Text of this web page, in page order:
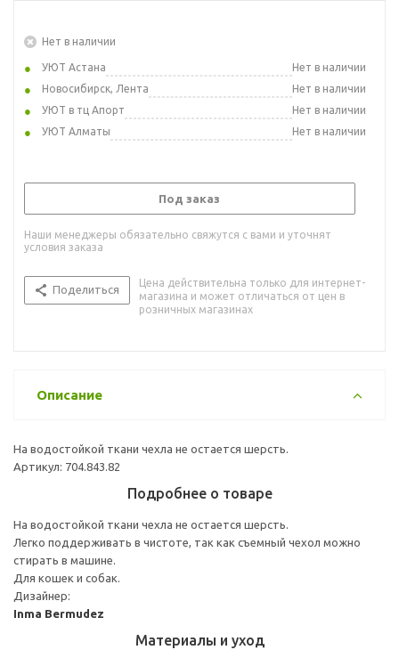
Нет в наличии
УЮТ Астана
Нет в наличии
Новосибирск, Лента
Нет в наличии
УЮТ в тц Апорт
Нет в наличии
УЮТ Алматы
Нет в наличии
Под заказ
Наши менеджеры обязательно свяжутся с вами и уточнят
условия заказа
Поделиться
Цена действительна только для интернет-
магазина и может отличаться от цен в
розничных магазинах
Описание
На водостойкой ткани чехла не остается шерсть.
Артикул: 704.843.82
Подробнее о товаре
На водостойкой ткани чехла не остается шерсть.
Легко поддерживать в чистоте, так как съемный чехол можно
стирать в машине.
Для кошек и собак.
Дизайнер:
Inma Bermudez
Материалы и уход